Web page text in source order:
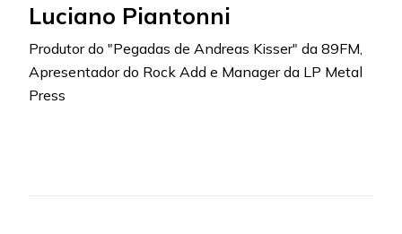
Luciano Piantonni
Produtor do "Pegadas de Andreas Kisser" da 89FM,
Apresentador do Rock Add e Manager da LP Metal
Press